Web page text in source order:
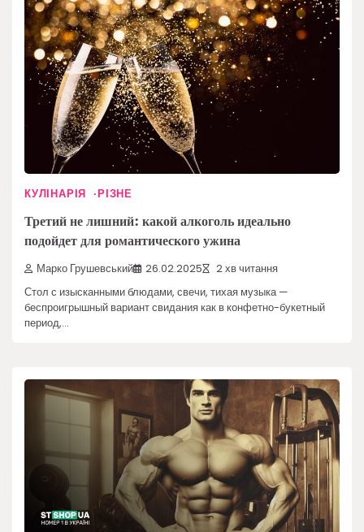
КУЛІНАРІЯ РІЗНЕ
Третий не лишний: какой алкоголь идеально
подойдет для романтического ужина
Марко Грушевський 26.02.2025 2 хв читання
Стол с изысканными блюдами, свечи, тихая музыка —
беспроигрышный вариант свидания как в конфетно-букетный
период,…